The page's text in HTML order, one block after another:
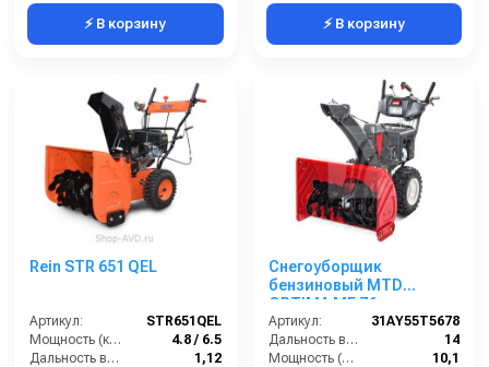
⚡ В корзину ⚡ В корзину
Rein STR 651 QEL
Артикул:
STR651QEL
Мощность (кВт/лс):
4.8 / 6.5
Дальность выброса снега (м):
1,12
Снегоуборщик
бензиновый MTD
OPTIMA ME 76
Артикул:
31AY55T5678
Дальность выброса снега (м):
14
Мощность (лс):
10,1